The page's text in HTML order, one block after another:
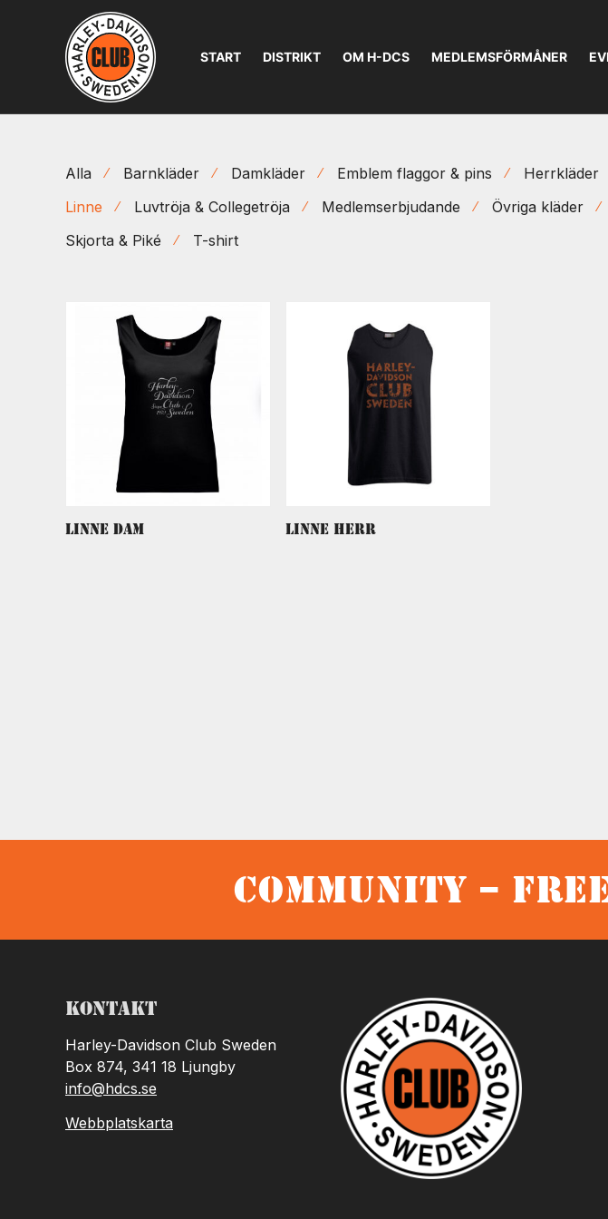
START DISTRIKT OM H-DCS MEDLEMSFÖRMÅNER
Alla ⁄
Barnkläder ⁄
Damkläder ⁄
Emblem flaggor & pins Herrkläder
⁄
Linne ⁄
Luvtröja & Collegetröja ⁄
Medlemserbjudande ⁄
Övriga kläder
⁄
Skjorta & Piké T-shirt
Linne dam Linne herr
Community –
Kontakt
Harley-Davidson Club Sweden
Box 874, 341 18 Ljungby
info@hdcs.se
Webbplatskarta